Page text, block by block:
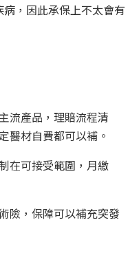
，因此承保上不太會有
流產品，理賠流程清
醫材自費都可以補。
在可接受範圍，月繳
險，保障可以補充突發